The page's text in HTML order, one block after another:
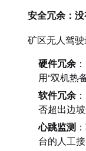
安全冗余：
矿区无人驾
硬件冗余
用“双机热
软件冗余
否超出边
心跳监测
台的人工